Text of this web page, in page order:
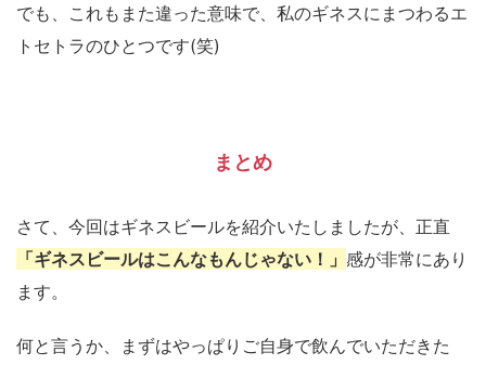
でも、これもまた違った意味で、私のギネスにまつわるエ
トセトラのひとつです(笑)
まとめ
さて、今回はギネスビールを紹介いたしましたが、正直
「ギネスビールはこんなもんじゃない！」 感が非常にあり
ます。
何と言うか、まずはやっぱりご自身で飲んでいただきた